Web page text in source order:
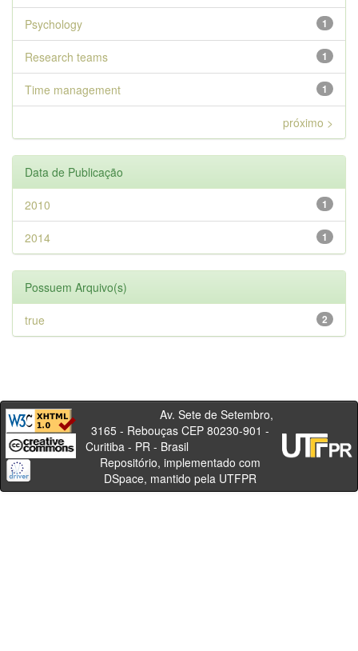
1
Psychology
1
Research teams
1
Time management
próximo >
Data de Publicação
1
2010
1
2014
Possuem Arquivo(s)
2
true
Av. Sete de Setembro,
3165 - Rebouças CEP 80230-901 -
Curitiba - PR - Brasil
Repositório, implementado com
DSpace, mantido pela UTFPR